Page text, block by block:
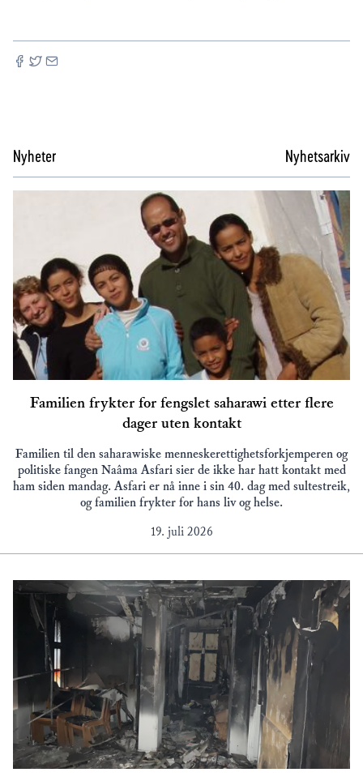
Nyheter Nyhetsarkiv
Familien frykter for fengslet saharawi etter flere
dager uten kontakt
Familien til den saharawiske menneskerettighetsforkjemperen og
politiske fangen Naâma Asfari sier de ikke har hatt kontakt med
ham siden mandag. Asfari er nå inne i sin 40. dag med sultestreik,
og familien frykter for hans liv og helse.
19. juli 2026